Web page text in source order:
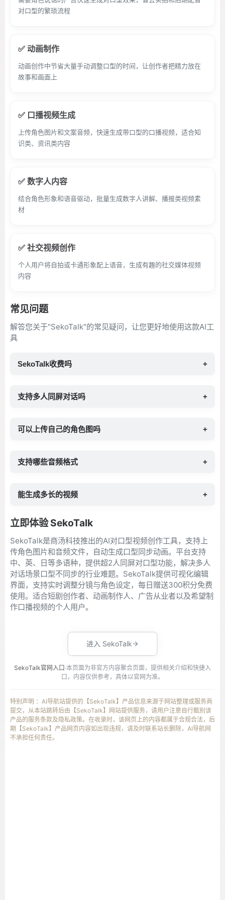
对口型的繁琐流程
✅ 动画制作
动画创作中节省大量手动调整口型的时间，让创作者把精力放在
故事和画面上
✅ 口播视频生成
上传角色图片和文案音频，快速生成带口型的口播视频，适合知
识类、资讯类内容
✅ 数字人内容
结合角色形象和语音驱动，批量生成数字人讲解、播报类视频素
材
✅ 社交视频创作
个人用户将自拍或卡通形象配上语音，生成有趣的社交媒体视频
内容
常见问题
解答您关于"SekoTalk"的常见疑问，让您更好地使用这款AI工
具
SekoTalk收费吗 +
支持多人同屏对话吗 +
可以上传自己的角色图吗 +
支持哪些音频格式 +
能生成多长的视频 +
立即体验 SekoTalk
SekoTalk是商汤科技推出的AI对口型视频创作工具，支持上
传角色图片和音频文件，自动生成口型同步动画。平台支持
中、英、日等多语种，提供超2人同屏对口型功能，解决多人
对话场景口型不同步的行业难题。SekoTalk提供可视化编辑
界面，支持实时调整分镜与角色设定，每日赠送300积分免费
使用。适合短剧创作者、动画制作人、广告从业者以及希望制
作口播视频的个人用户。
进入 SekoTalk
SekoTalk官网入口 ·本页面为非官方内容聚合页面，提供相关介绍和快捷入
口，内容仅供参考，具体以官网为准。
特别声明 ：AI导航站提供的【SekoTalk】产品信息来源于网站整理或服务商
提交，从本站跳转后由【SekoTalk】网站提供服务，请用户注意自行甄别该
产品的服务条款及隐私政策。在收录时，该网页上的内容都属于合规合法，后
期【SekoTalk】产品网页内容如出现违规，请及时联系站长删除，AI导航网
不承担任何责任。